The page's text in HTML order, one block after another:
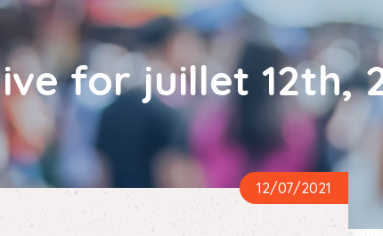
for juillet 12th,
12/07/2021